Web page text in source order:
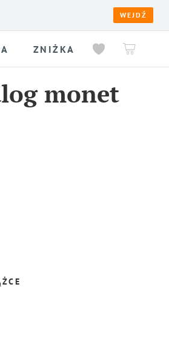
WEJDŹ
ZNIŻKA
monet